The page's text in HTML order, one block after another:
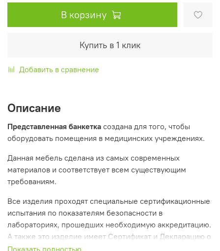
В корзину
Купить в 1 клик
Добавить в сравнение
Описание
Представленная банкетка создана для того, чтобы
оборудовать помещения в медицинских учреждениях.
Данная мебель сделана из самых современных
материалов и соответствует всем существующим
требованиям.
Все изделия проходят специальные сертификационные
испытания по показателям безопасности в
лабораториях, прошедших необходимую аккредитацию.
А также это изделие имеет Сертификат и Декларацию о
соответствии.
Показать полностью